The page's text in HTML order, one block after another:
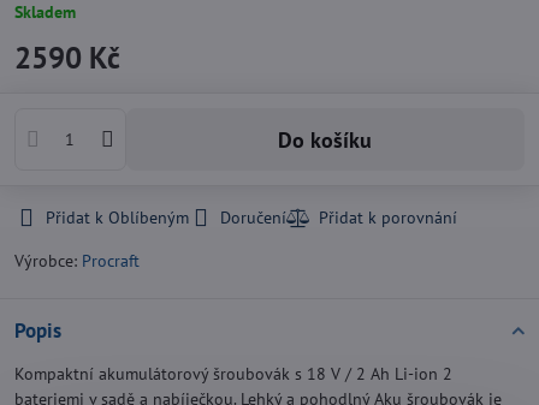
Skladem
2590 Kč
Do košíku
Přidat k Oblíbeným
Doručení
Výrobce: Procraft
Popis
Kompaktní akumulátorový šroubovák s 18 V / 2 Ah Li-ion 2
bateriemi v sadě a nabíječkou. Lehký a pohodlný Aku šroubovák je